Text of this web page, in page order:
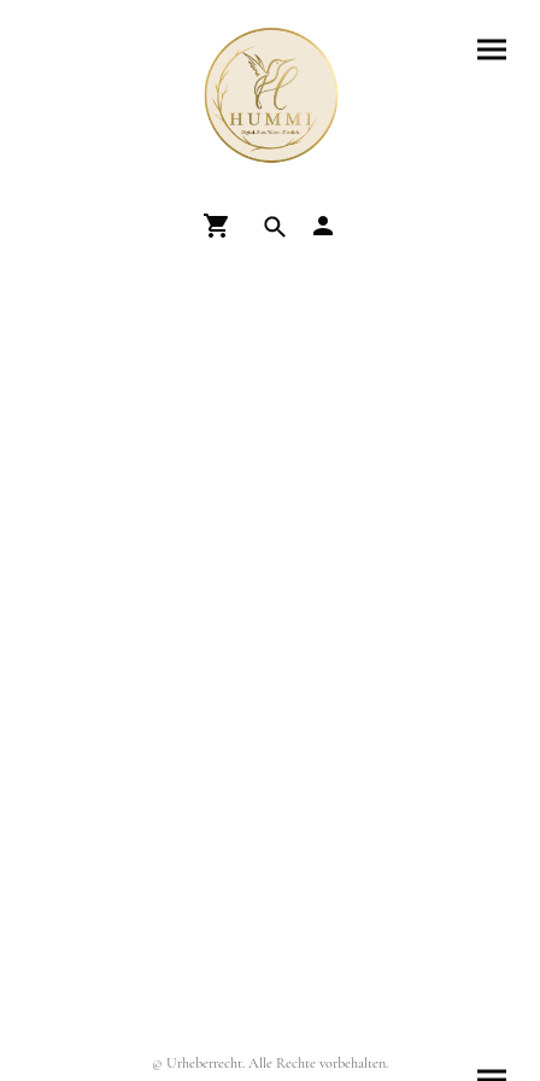
© Urheberrecht. Alle Rechte vorbehalten.